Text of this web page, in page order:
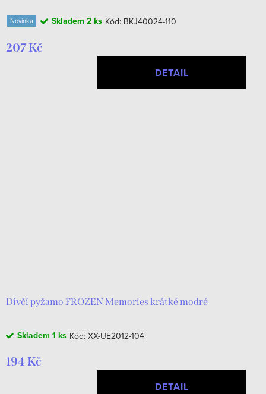
Novinka Skladem 2 ks Kód: BKJ40024-110
207 Kč
DETAIL
Dívčí pyžamo FROZEN Memories krátké modré
Skladem 1 ks Kód: XX-UE2012-104
194 Kč
DETAIL